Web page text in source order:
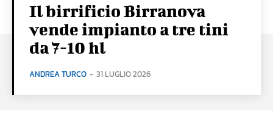
Il birrificio Birranova
vende impianto a tre tini
da 7-10 hl
ANDREA TURCO - 31 LUGLIO 2026